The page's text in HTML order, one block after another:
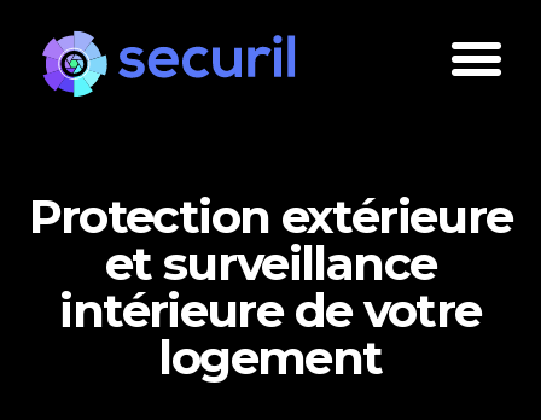
Protection extérieure
et surveillance
intérieure de votre
logement